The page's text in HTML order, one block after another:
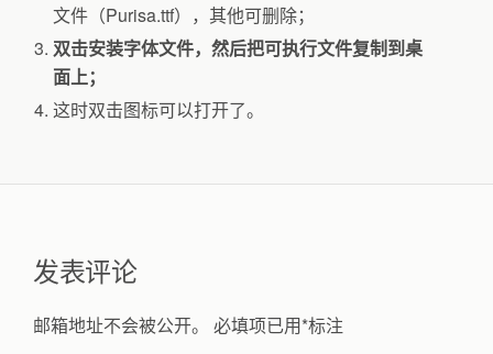
文件（Purisa.ttf），其他可删除；
双击安装字体文件，然后把可执行文件复制到桌
面上；
这时双击图标可以打开了。
发表评论
邮箱地址不会被公开。 必填项已用*标注